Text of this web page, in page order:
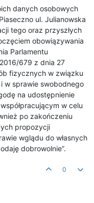
danych osobowych
ul. Julianowska
tego oraz przyszłych
obowiązywania
Parlamentu
679 z dnia 27
fizycznych w związku
w sprawie swobodnego
na udostępnienie
w celu
po zakończeniu
propozycji
wglądu do własnych
dobrowolnie”.
0